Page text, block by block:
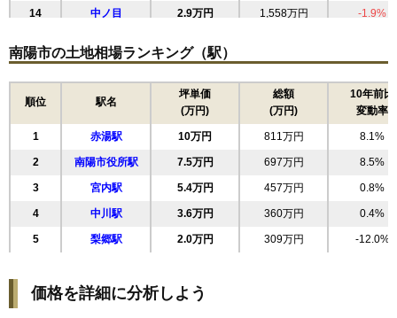
14 中ノ目 2.9万円 1,558万円 -1.9%
16 金山 1.8万円 329万円 0.3%
1.6万円 253万円 -16.8%
1.5万円 878万円 -4.8%
南陽市の土地相場ランキング（駅）
順位 駅名
坪単価
(万円)
総額
(万円)
10年前比
変動率
1 赤湯駅 10万円 811万円 8.1%
2 南陽市役所駅 7.5万円 697万円 8.5%
3 宮内駅 5.4万円 457万円 0.8%
4 中川駅 3.6万円 360万円 0.4%
5 梨郷駅 2.0万円 309万円 -12.0%
価格を詳細に分析しよう